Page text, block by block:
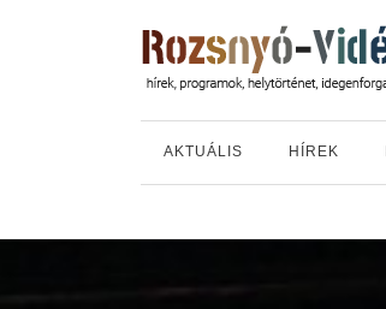
AKTUÁLIS HÍREK